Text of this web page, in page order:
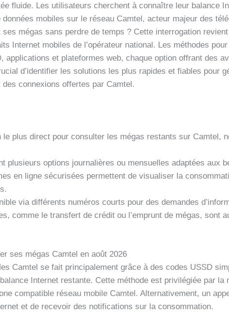
fluide. Les utilisateurs cherchent à connaître leur balance
mobiles sur le réseau Camtel, acteur majeur des
mégas sans perdre de temps ? Cette interrogation
Internet mobiles de l’opérateur national. Les méthodes
applications et plateformes web, chaque option offrant des
d’identifier les solutions les plus rapides et fiables pour
connexions offertes par Camtel.
le plus direct pour consulter les mégas restants sur Camtel,
plusieurs options journalières ou mensuelles adaptées aux
en ligne sécurisées permettent de visualiser la
via différents numéros courts pour des demandes
comme le transfert de crédit ou l’emprunt de mégas, sont
ses mégas Camtel en août 2026
Camtel se fait principalement grâce à des codes USSD
Internet restante. Cette méthode est privilégiée par la
compatible réseau mobile Camtel. Alternativement, un
et de recevoir des notifications sur la consommation.